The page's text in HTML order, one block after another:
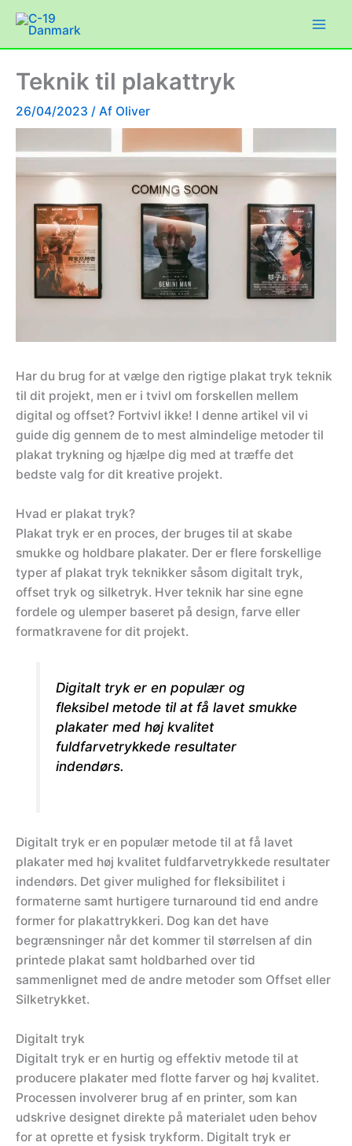
indholdet
Teknik til plakattryk
26/04/2023 / Af Oliver
Har du brug for at vælge den rigtige plakat tryk teknik
til dit projekt, men er i tvivl om forskellen mellem
digital og offset? Fortvivl ikke! I denne artikel vil vi
guide dig gennem de to mest almindelige metoder til
plakat trykning og hjælpe dig med at træffe det
bedste valg for dit kreative projekt.
Hvad er plakat tryk?
Plakat tryk er en proces, der bruges til at skabe
smukke og holdbare plakater. Der er flere forskellige
typer af plakat tryk teknikker såsom digitalt tryk,
offset tryk og silketryk. Hver teknik har sine egne
fordele og ulemper baseret på design, farve eller
formatkravene for dit projekt.
Digitalt tryk er en populær og
fleksibel metode til at få lavet smukke
plakater med høj kvalitet
fuldfarvetrykkede resultater
indendørs.
Digitalt tryk er en populær metode til at få lavet
plakater med høj kvalitet fuldfarvetrykkede resultater
indendørs. Det giver mulighed for fleksibilitet i
formaterne samt hurtigere turnaround tid end andre
former for plakattrykkeri. Dog kan det have
begrænsninger når det kommer til størrelsen af din
printede plakat samt holdbarhed over tid
sammenlignet med de andre metoder som Offset eller
Silketrykket.
Digitalt tryk
Digitalt tryk er en hurtig og effektiv metode til at
producere plakater med flotte farver og høj kvalitet.
Processen involverer brug af en printer, som kan
udskrive designet direkte på materialet uden behov
for at oprette et fysisk trykform. Digitalt tryk er